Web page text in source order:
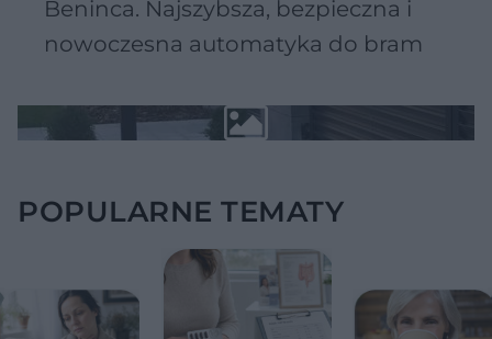
Beninca. Najszybsza, bezpieczna i
nowoczesna automatyka do bram
POPULARNE TEMATY